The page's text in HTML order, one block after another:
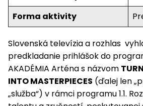
Forma aktivity
Slovenská televízia a rozhlas
predkladanie prihlášok do
AKADÉMIA Arténa s názvom
INTO MASTERPIECES (ďalej len
„služba“) v rámci programu 1.1.